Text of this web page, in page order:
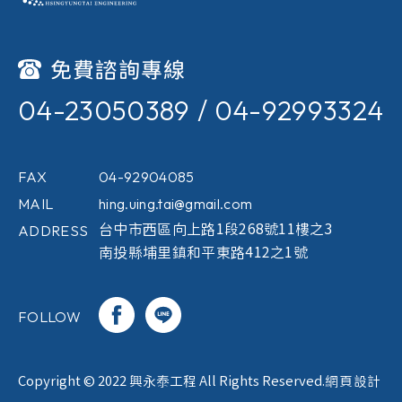
免費諮詢專線
04-23050389 04-92993324
FAX
04-92904085
MAIL
hing.uing.tai@gmail.com
ADDRESS
台中市西區向上路1段268號11樓之3
南投縣埔里鎮和平東路412之1號
FOLLOW
Copyright © 2022 興永泰工程 All Rights Reserved. 網頁設計